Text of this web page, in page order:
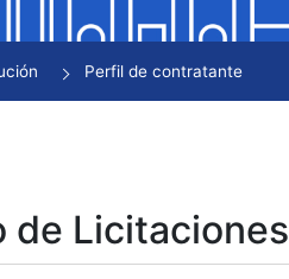
Perfil de contratante
de Licitaciones